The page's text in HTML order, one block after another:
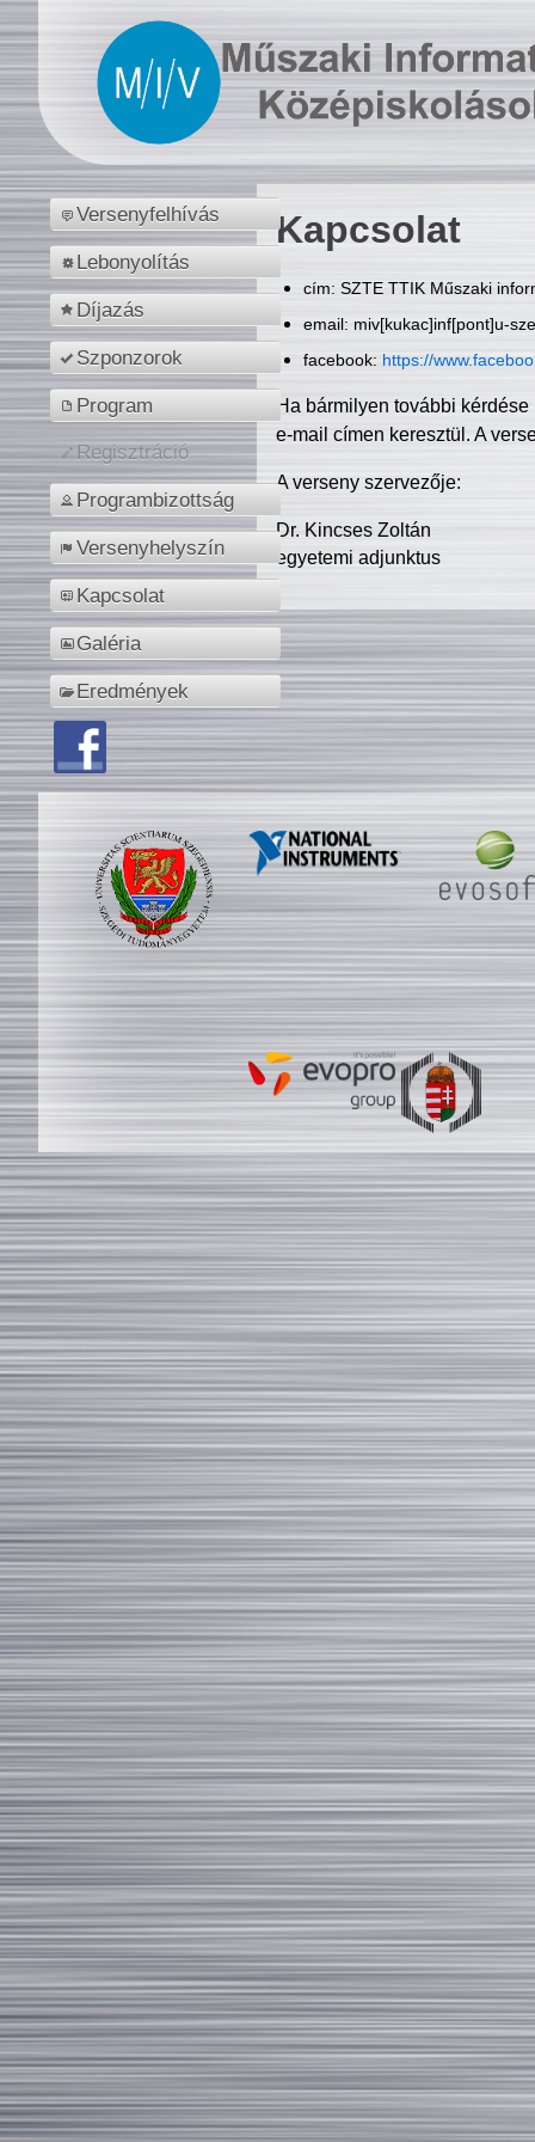
Versenyfelhívás
Lebonyolítás
Díjazás
Szponzorok
Program
Regisztráció
Programbizottság
Versenyhelyszín
Kapcsolat
Galéria
Eredmények
Kapcsolat
cím: SZTE TTIK Műszaki
email: miv[kukac]inf[pont]u-
facebook: https://
Ha bármilyen további
e-mail címen keresztül. A
A verseny szervezője:
Dr. Kincses Zoltán
egyetemi adjunktus